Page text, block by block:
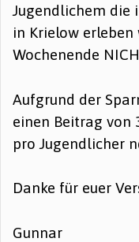
Jugendlichem die
in Krielow erleben
Wochenende
Aufgrund der
einen Beitrag von
pro Jugendlicher
Danke für euer
Gunnar